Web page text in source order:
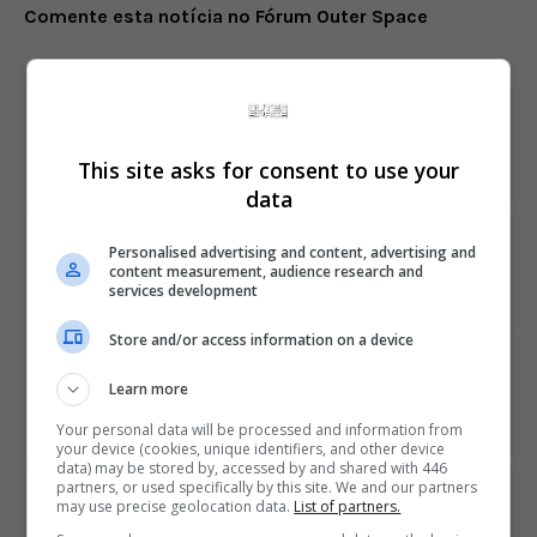
Comente esta notícia no Fórum Outer Space
Share This
PREVIOUS ARTICLE
FIFA assina parceria com antigo rival eFootball para
torneio de eSports
Trailer mostra mais de Mario & Luigi: Brothership para o
ÚLTIMAS NOTÍCIAS
This site asks for consent to use your
data
Personalised advertising and content, advertising and
content measurement, audience research and
services development
Store and/or access information on a device
Learn more
Your personal data will be processed and information from
your device (cookies, unique identifiers, and other device
data) may be stored by, accessed by and shared with 446
partners, or used specifically by this site. We and our partners
may use precise geolocation data. List of partners.